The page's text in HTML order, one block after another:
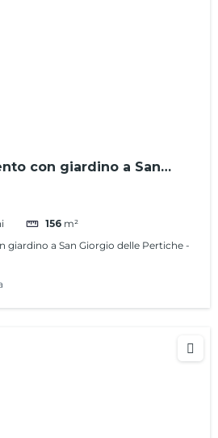
con giardino a San
156 m²
a San Giorgio delle Pertiche -